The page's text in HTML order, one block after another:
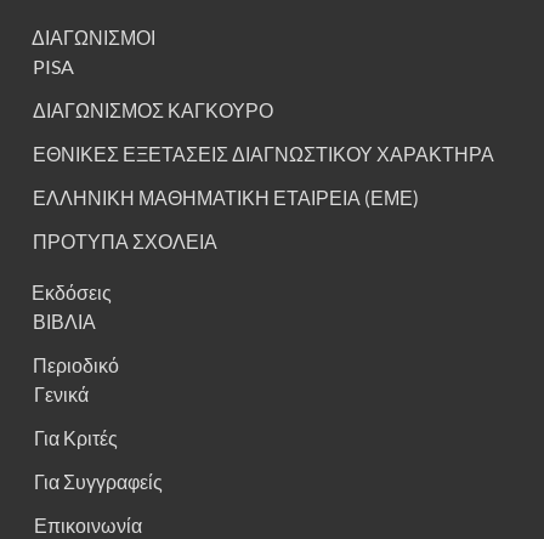
ΔΙΑΓΩΝΙΣΜΟΙ
PISA
ΔΙΑΓΩΝΙΣΜΟΣ ΚΑΓΚΟΥΡΟ
ΕΘΝΙΚΕΣ ΕΞΕΤΑΣΕΙΣ ΔΙΑΓΝΩΣΤΙΚΟΥ ΧΑΡΑΚΤΗΡΑ
ΕΛΛΗΝΙΚΗ ΜΑΘΗΜΑΤΙΚΗ ΕΤΑΙΡΕΙΑ (ΕΜΕ)
ΠΡΟΤΥΠΑ ΣΧΟΛΕΙΑ
Εκδόσεις
ΒΙΒΛΙΑ
Περιοδικό
Γενικά
Για Κριτές
Για Συγγραφείς
Επικοινωνία